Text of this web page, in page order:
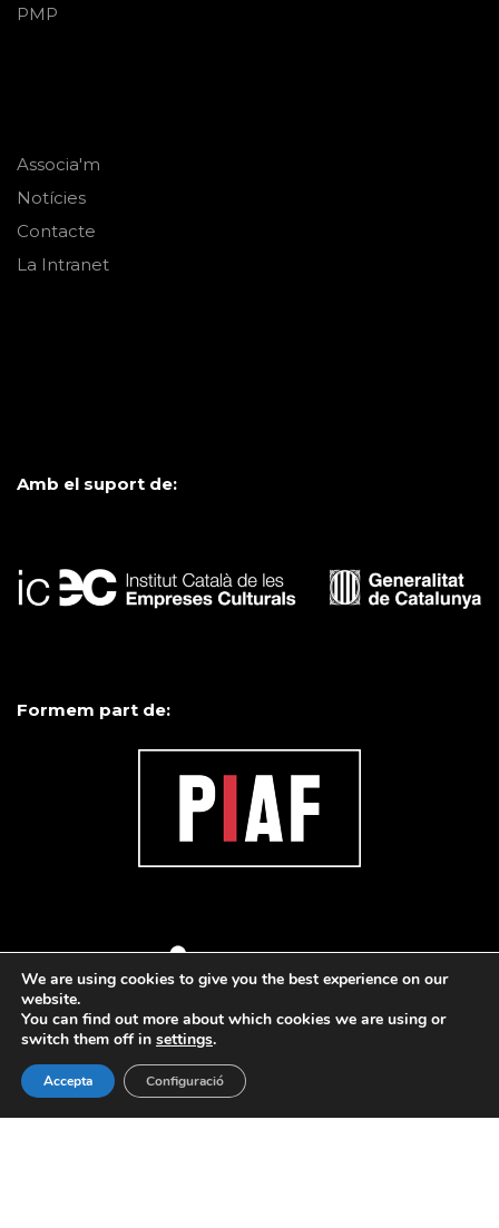
PMP
Associa'm
Notícies
Contacte
La Intranet
Amb el suport de:
Formem part de:
We are using cookies to give you the best experience on our
website.
You can find out more about which cookies we are using or
switch them off in settings.
Accepta Configuració